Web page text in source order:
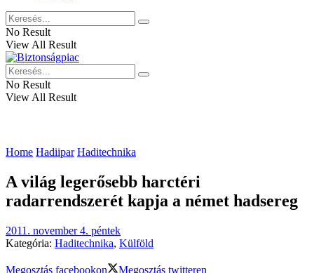
No Result
View All Result
No Result
View All Result
Home Hadiipar Haditechnika
A világ legerősebb harctéri
radarrendszerét kapja a német hadsereg
2011. november 4. péntek
Kategória: Haditechnika, Külföld
Megosztás facebookon Megosztás twitteren